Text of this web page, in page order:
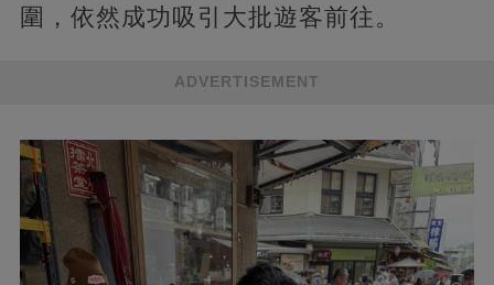
圍，依然成功吸引大批遊客前往。
ADVERTISEMENT